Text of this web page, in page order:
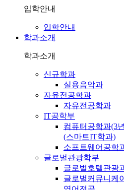
입학안내
입학안내
학과소개
학과소개
신규학과
실용음악과
자유전공학과
자유전공학과
IT공학부
컴퓨터공학과(3
(스마트IT학과)
소프트웨어공학
글로벌관광학부
글로벌호텔관광
글로벌커뮤니케